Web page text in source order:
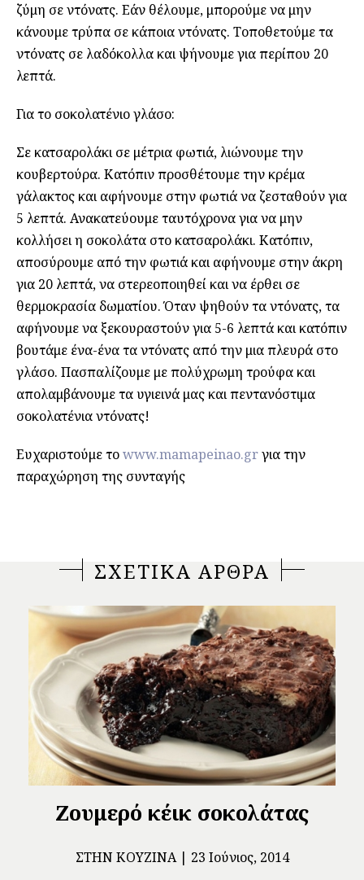
ζύμη σε ντόνατς. Εάν θέλουμε, μπορούμε να μην
κάνουμε τρύπα σε κάποια ντόνατς. Τοποθετούμε τα
ντόνατς σε λαδόκολλα και ψήνουμε για περίπου 20
λεπτά.
Για το σοκολατένιο γλάσο:
Σε κατσαρολάκι σε μέτρια φωτιά, λιώνουμε την
κουβερτούρα. Κατόπιν προσθέτουμε την κρέμα
γάλακτος και αφήνουμε στην φωτιά να ζεσταθούν για
5 λεπτά. Ανακατεύουμε ταυτόχρονα για να μην
κολλήσει η σοκολάτα στο κατσαρολάκι. Κατόπιν,
αποσύρουμε από την φωτιά και αφήνουμε στην άκρη
για 20 λεπτά, να στερεοποιηθεί και να έρθει σε
θερμοκρασία δωματίου. Όταν ψηθούν τα ντόνατς, τα
αφήνουμε να ξεκουραστούν για 5-6 λεπτά και κατόπιν
βουτάμε ένα-ένα τα ντόνατς από την μια πλευρά στο
γλάσο. Πασπαλίζουμε με πολύχρωμη τρούφα και
απολαμβάνουμε τα υγιεινά μας και πεντανόστιμα
σοκολατένια ντόνατς!
Ευχαριστούμε τοwww.mamapeinao.grγια την
παραχώρηση της συνταγής
ΣΧΕΤΙΚΑ ΑΡΘΡΑ
Ζουμερό κέικ σοκολάτας
ΣΤΗΝ ΚΟΥΖΊΝΑ 23 Ιούνιος, 2014